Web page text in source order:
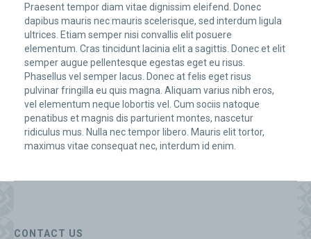
Praesent tempor diam vitae dignissim eleifend. Donec
dapibus mauris nec mauris scelerisque, sed interdum ligula
ultrices. Etiam semper nisi convallis elit posuere
elementum. Cras tincidunt lacinia elit a sagittis. Donec et elit
semper augue pellentesque egestas eget eu risus.
Phasellus vel semper lacus. Donec at felis eget risus
pulvinar fringilla eu quis magna. Aliquam varius nibh eros,
vel elementum neque lobortis vel. Cum sociis natoque
penatibus et magnis dis parturient montes, nascetur
ridiculus mus. Nulla nec tempor libero. Mauris elit tortor,
maximus vitae consequat nec, interdum id enim.
CONTACT US